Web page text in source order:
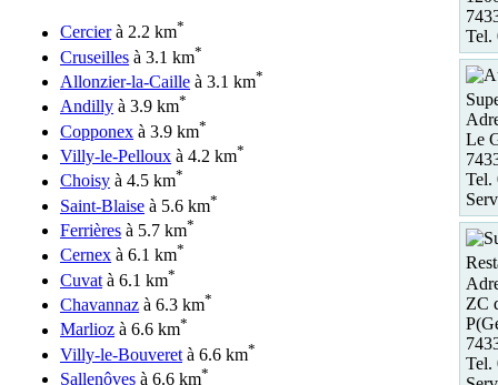
Cercierà 2.2 km*
Cruseilles à 3.1 km*
Allonzier-la-Caille à 3.1 km*
Andilly à 3.9 km*
Copponex à 3.9 km*
Villy-le-Pelloux à 4.2 km*
Choisy à 4.5 km*
Saint-Blaise à 5.6 km*
Ferrières à 5.7 km*
Cernex à 6.1 km*
Cuvat à 6.1 km*
Chavannaz à 6.3 km*
Marlioz à 6.6 km*
Villy-le-Bouveret à 6.6 km*
Sallenôves à 6.6 km*
Tel.
Le
Tel.
ZC
Tel.